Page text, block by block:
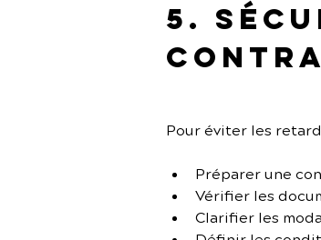
5.
Pour éviter les
Préparer une
Vérifier les
Clarifier les